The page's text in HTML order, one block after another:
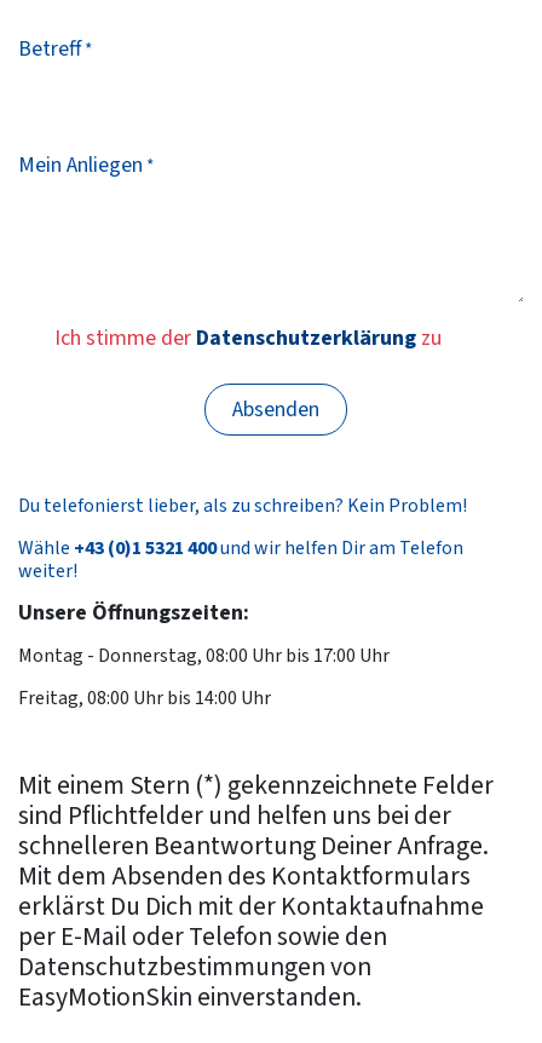
Betreff*
Mein Anliegen *
Ich stimme der Datenschutzerklärung zu
Absenden
Du telefonierst lieber, als zu schreiben? Kein Problem!
Wähle +43 (0)1 5321 400und wir helfen Dir am Telefon
weiter!
Unsere Öffnungszeiten:
Montag - Donnerstag, 08:00 Uhr bis 17:00 Uhr
Freitag, 08:00 Uhr bis 14:00 Uhr
Mit einem Stern (*) gekennzeichnete Felder
sind Pflichtfelder und helfen uns bei der
schnelleren Beantwortung Deiner Anfrage.
Mit dem Absenden des Kontaktformulars
erklärst Du Dich mit der Kontaktaufnahme
per E-Mail oder Telefon sowie den
Datenschutzbestimmungen von
EasyMotionSkin einverstanden.